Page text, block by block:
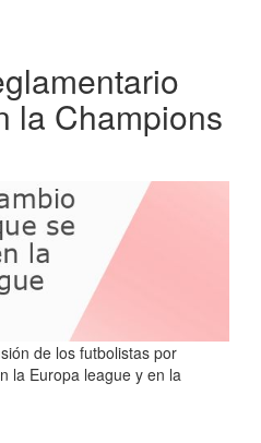
la Champions
de los futbolistas por
la Europa league y en la